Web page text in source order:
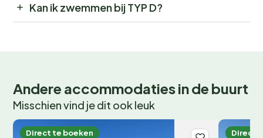
Kan ik zwemmen bij TYP D?
Andere accommodaties in de buurt
Misschien vind je dit ook leuk
Direct te boeken Direct